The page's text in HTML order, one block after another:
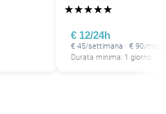
★★★★★
€ 12/24h
€ 45/settimana · € 90/mese
Durata minima: 1 giorno